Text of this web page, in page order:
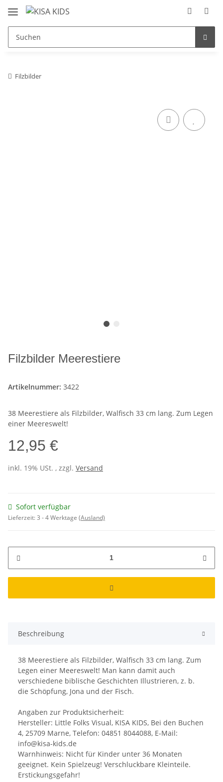
Filzbilder
Filzbilder Meerestiere
Artikelnummer: 3422
38 Meerestiere als Filzbilder, Walfisch 33 cm lang. Zum Legen
einer Meereswelt!
12,95 €
inkl. 19% USt. , zzgl. Versand
Sofort verfügbar
Lieferzeit:3 - 4 Werktage (Ausland)
Beschreibung
38 Meerestiere als Filzbilder, Walfisch 33 cm lang. Zum
Legen einer Meereswelt! Man kann damit auch
verschiedene biblische Geschichten Illustrieren, z. b.
die Schöpfung, Jona und der Fisch.
Angaben zur Produktsicherheit:
Hersteller: Little Folks Visual, KISA KIDS, Bei den Buchen
4, 25709 Marne, Telefon: 04851 8044088, E-Mail:
info@kisa-kids.de
Warnhinweis: Nicht für Kinder unter 36 Monaten
geeignet. Kein Spielzeug! Verschluckbare Kleinteile.
Erstickungsgefahr!